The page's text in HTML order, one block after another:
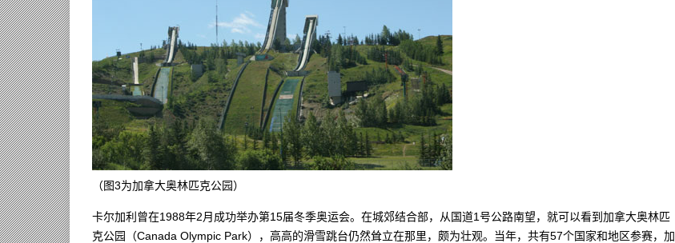
（图3为加拿大奥林匹克公园）
卡尔加利曾在1988年2月成功举办第15届冬季奥运会。在城郊结合部，从国道1号公路南望，就可以看到加拿大奥林匹
克公园（Canada Olympic Park），高高的滑雪跳台仍然耸立在那里，颇为壮观。当年，共有57个国家和地区参赛，加